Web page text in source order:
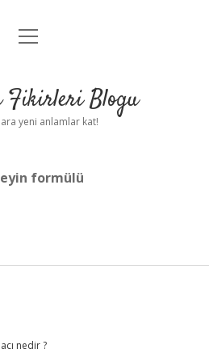
Anasayfa
Uyarı
menüyü
Fikirleri Blogu
yeni anlamlar kat!
formülü
nedir ?